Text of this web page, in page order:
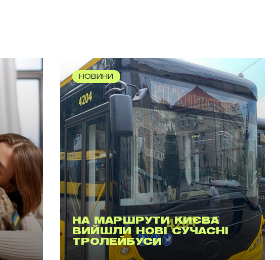
НОВИНИ
НА МАРШРУТИ КИЄВА
ВИЙШЛИ НОВІ СУЧАСНІ
ТРОЛЕЙБУСИ